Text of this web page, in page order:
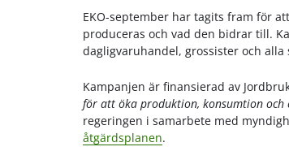
EKO-september har tagits fram för
produceras och vad den bidrar till.
dagligvaruhandel, grossister och
Kampanjen är finansierad av
för att öka produktion, konsumtion och
regeringen i samarbete med
åtgärdsplanen.